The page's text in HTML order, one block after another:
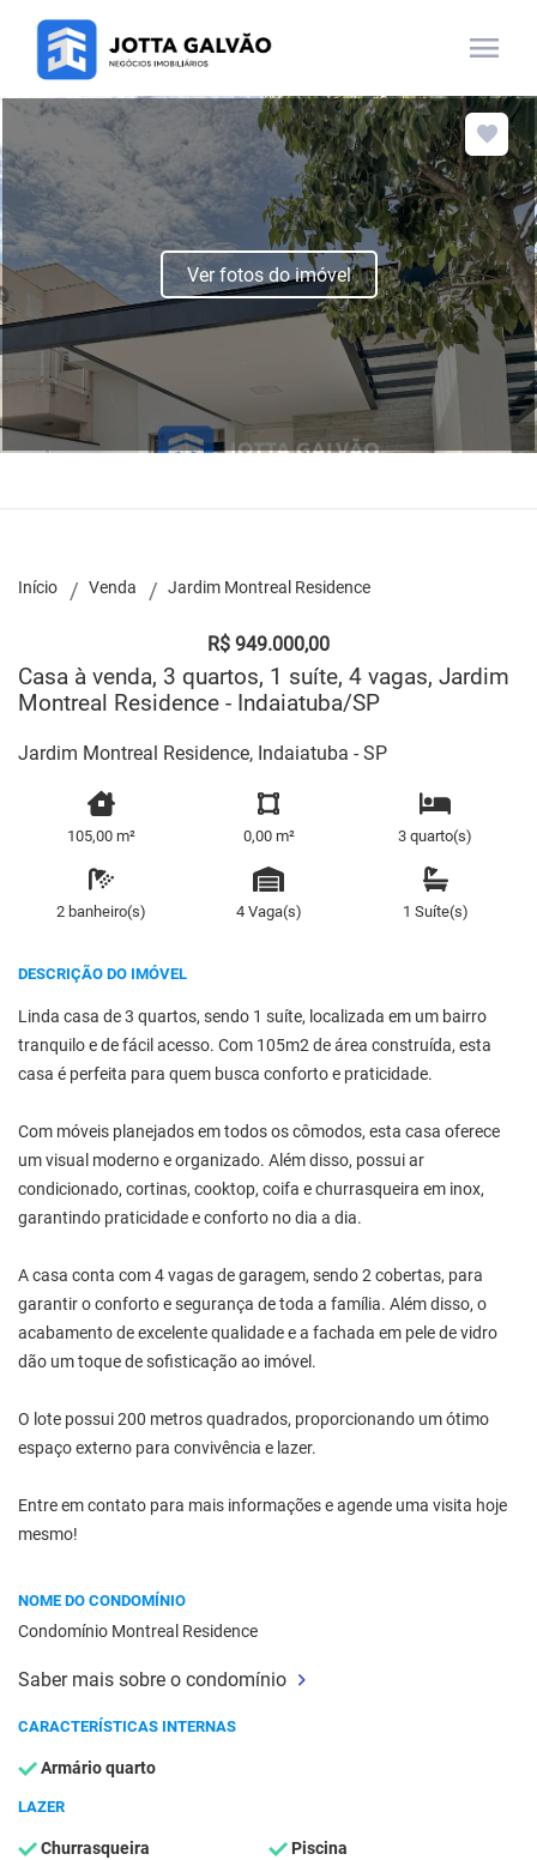
menu
Ver fotos do imóvel
Início Venda Jardim Montreal Residence
R$ 949.000,00
Casa à venda, 3 quartos, 1 suíte, 4 vagas, Jardim
Montreal Residence - Indaiatuba/SP
Jardim Montreal Residence, Indaiatuba - SP
105,00 m² 0,00 m² 3 quarto(s)
2 banheiro(s) 4 Vaga(s) 1 Suíte(s)
DESCRIÇÃO DO IMÓVEL
Linda casa de 3 quartos, sendo 1 suíte, localizada em um bairro
tranquilo e de fácil acesso. Com 105m2 de área construída, esta
casa é perfeita para quem busca conforto e praticidade.
Com móveis planejados em todos os cômodos, esta casa oferece
um visual moderno e organizado. Além disso, possui ar
condicionado, cortinas, cooktop, coifa e churrasqueira em inox,
garantindo praticidade e conforto no dia a dia.
A casa conta com 4 vagas de garagem, sendo 2 cobertas, para
garantir o conforto e segurança de toda a família. Além disso, o
acabamento de excelente qualidade e a fachada em pele de vidro
dão um toque de sofisticação ao imóvel.
O lote possui 200 metros quadrados, proporcionando um ótimo
espaço externo para convivência e lazer.
Entre em contato para mais informações e agende uma visita hoje
mesmo!
NOME DO CONDOMÍNIO
Condomínio Montreal Residence
Saber mais sobre o condomínio
CARACTERÍSTICAS INTERNAS
Armário quarto
LAZER
Churrasqueira Piscina